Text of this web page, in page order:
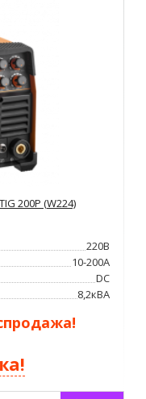
200P (W224)
220В
10-200А
DC
8,2кВА